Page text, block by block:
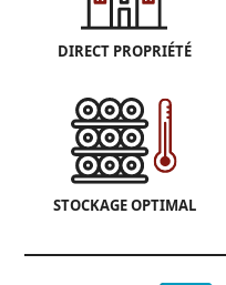
DIRECT PROPRIÉTÉ
STOCKAGE OPTIMAL